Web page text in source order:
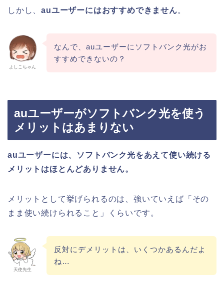
しかし、auユーザーにはおすすめできません。
よしこちゃん
なんで、auユーザーにソフトバンク光がお
すすめできないの？
auユーザーがソフトバンク光を使う
メリットはあまりない
auユーザーには、ソフトバンク光をあえて使い続ける
メリットはほとんどありません。
メリットとして挙げられるのは、強いていえば「その
まま使い続けられること」くらいです。
天使先生
反対にデメリットは、いくつかあるんだよ
ね…